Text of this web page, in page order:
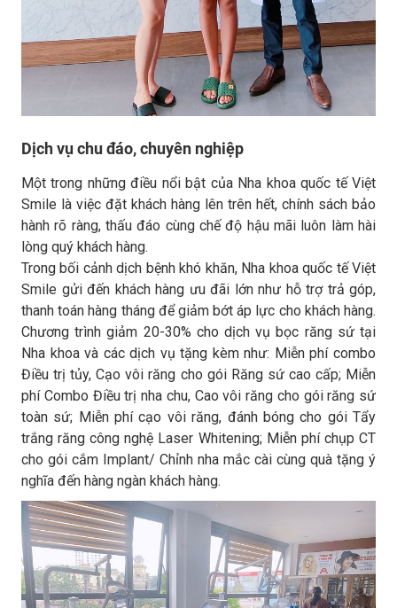
Dịch vụ chu đáo, chuyên nghiệp
Một trong những điều nổi bật của Nha khoa quốc tế Việt
Smile là việc đặt khách hàng lên trên hết, chính sách bảo
hành rõ ràng, thấu đáo cùng chế độ hậu mãi luôn làm hài
lòng quý khách hàng.
Trong bối cảnh dịch bệnh khó khăn, Nha khoa quốc tế Việt
Smile gửi đến khách hàng ưu đãi lớn như hỗ trợ trả góp,
thanh toán hàng tháng để giảm bớt áp lực cho khách hàng.
Chương trình giảm 20-30% cho dịch vụ bọc răng sứ tại
Nha khoa và các dịch vụ tặng kèm như: Miễn phí combo
Điều trị tủy, Cạo vôi răng cho gói Răng sứ cao cấp; Miễn
phí Combo Điều trị nha chu, Cao vôi răng cho gói răng sứ
toàn sứ; Miễn phí cạo vôi răng, đánh bóng cho gói Tẩy
trắng răng công nghệ Laser Whitening; Miễn phí chụp CT
cho gói cắm Implant/ Chỉnh nha mắc cài cùng quà tặng ý
nghĩa đến hàng ngàn khách hàng.